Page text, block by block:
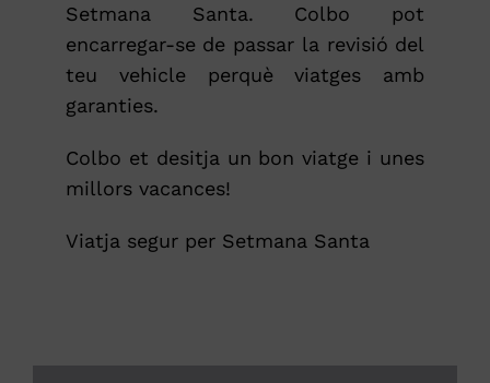
Setmana Santa. Colbo pot
encarregar-se de passar la revisió del
teu vehicle perquè viatges amb
garanties.
Colbo et desitja un bon viatge i unes
millors vacances!
Viatja segur per Setmana Santa